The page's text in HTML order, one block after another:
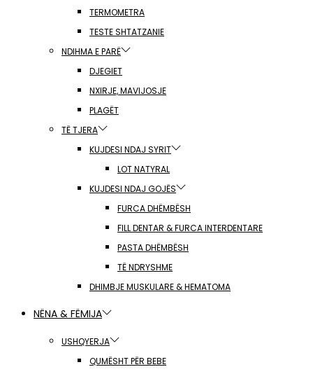
TERMOMETRA
TESTE SHTATZANIE
NDIHMA E PARË
DJEGIET
NXIRJE, MAVIJOSJE
PLAGËT
TË TJERA
KUJDESI NDAJ SYRIT
LOT NATYRAL
KUJDESI NDAJ GOJËS
FURCA DHËMBËSH
FILL DENTAR & FURCA INTERDENTARE
PASTA DHËMBËSH
TË NDRYSHME
DHIMBJE MUSKULARE & HEMATOMA
NËNA & FËMIJA
USHQYERJA
QUMËSHT PËR BEBE